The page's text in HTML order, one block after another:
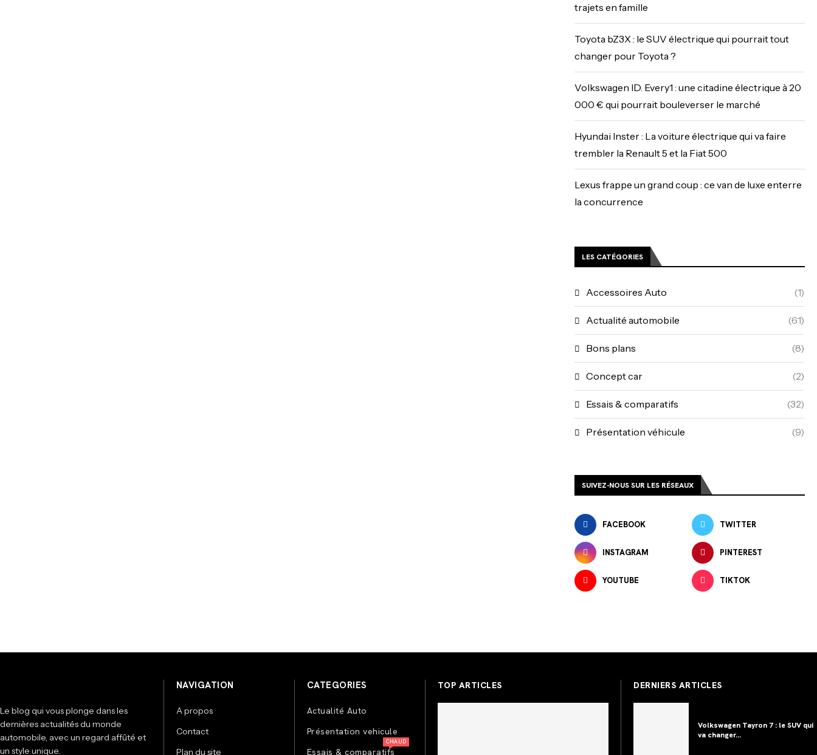
trajets en famille
Toyota bZ3X : le SUV électrique qui pourrait tout
changer pour Toyota ?
Volkswagen ID. Every1 : une citadine électrique à 20
000 € qui pourrait bouleverser le marché
Hyundai Inster : La voiture électrique qui va faire
trembler la Renault 5 et la Fiat 500
Lexus frappe un grand coup : ce van de luxe enterre
la concurrence
LES CATÉGORIES
Accessoires Auto (1)
Actualité automobile (61)
Bons plans (8)
Concept car (2)
Essais & comparatifs (32)
Présentation véhicule (9)
SUIVEZ-NOUS SUR LES RÉSEAUX
FACEBOOK TWITTER
INSTAGRAM PINTEREST
YOUTUBE TIKTOK
Le blog qui vous plonge dans les
dernières actualités du monde
automobile, avec un regard affûté et
un style unique.
NAVIGATION
A propos
Contact
Plan du site
CATEGORIES
Actualité Auto
Présentation vehicule
Essais & comparatifs
CHAUD
TOP ARTICLES DERNIERS ARTICLES
Volkswagen Tayron 7 : le SUV qui
va changer...